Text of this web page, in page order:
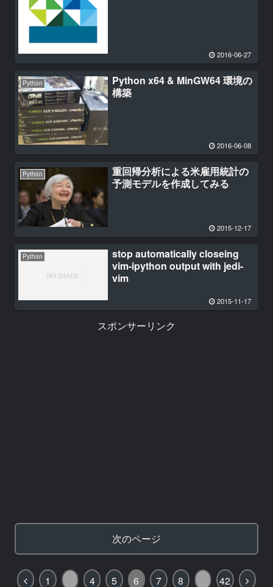
2016-06-27
Python
Python x64 & MinGW64 環境の
構築
2016-06-08
Python
重回帰分析による米雇用統計の
予測モデルを作成してみる
2015-12-17
Python
stop automatically closeing
vim-ipython output with jedi-
vim
2015-11-17
スポンサーリンク
次のページ
1 4 5 6 7 8 42